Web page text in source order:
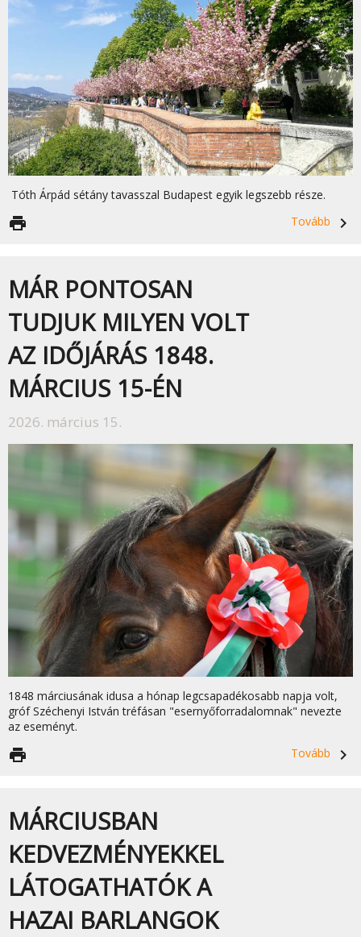
Tóth Árpád sétány tavasszal Budapest egyik legszebb része.
Tovább
navigate_next
print
MÁR PONTOSAN
TUDJUK MILYEN VOLT
AZ IDŐJÁRÁS 1848.
MÁRCIUS 15-ÉN
2026. március 15.
1848 márciusának idusa a hónap legcsapadékosabb napja volt,
gróf Széchenyi István tréfásan "esernyőforradalomnak" nevezte
az eseményt.
Tovább
navigate_next
print
MÁRCIUSBAN
KEDVEZMÉNYEKKEL
LÁTOGATHATÓK A
HAZAI BARLANGOK